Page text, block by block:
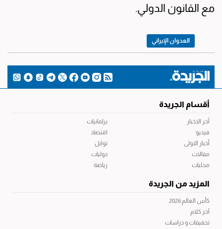
مع القانون الدولي.
العدوان الإيراني
أقسام الجريدة
آخر الاخبار
فيديو
أخبار الاولى
مقالات
محليات
برلمانيات
اقتصاد
توابل
دوليات
رياضة
المزيد من الجريدة
كأس العالم 2026
آخر كلام
تحقيقات و دراسات